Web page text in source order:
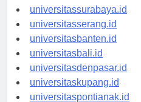
universitasyogyakarta.id
universitassurabaya.id
universitasserang.id
universitasbanten.id
universitasbali.id
universitasdenpasar.id
universitaskupang.id